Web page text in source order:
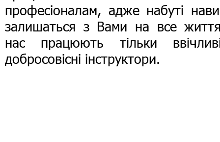
професіоналам, адже набуті
залишаться з Вами на все
нас працюють тільки
добросовісні інструктори.